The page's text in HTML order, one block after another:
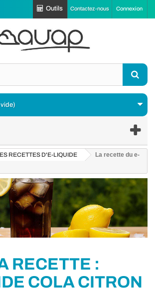
Connexion
Contactez-nous
Outils
RECETTES D'E-LIQUIDE
La recette du e-
RECETTE :
COLA CITRON